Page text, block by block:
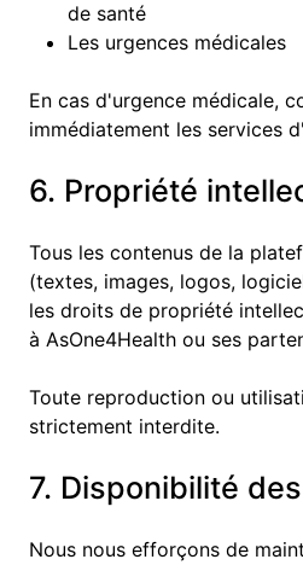
de santé
Les urgences médicales
En cas d'urgence médicale,
immédiatement les services
6. Propriété
Tous les contenus de la
(textes, images, logos,
les droits de propriété
à AsOne4Health ou ses
Toute reproduction ou
strictement interdite.
7. Disponibilité
Nous nous efforçons de